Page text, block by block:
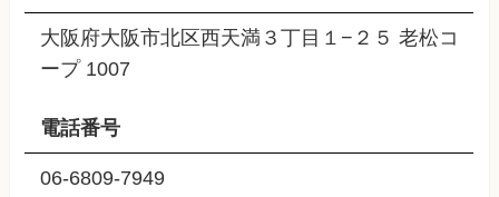
大阪府大阪市北区西天満３丁目１−２５ 老松コ
ープ 1007
電話番号
06-6809-7949